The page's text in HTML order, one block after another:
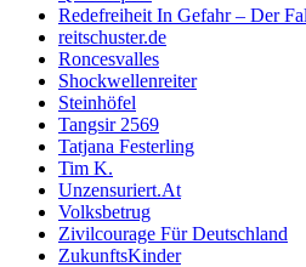
Redefreiheit In Gefahr – Der
reitschuster.de
Roncesvalles
Shockwellenreiter
Steinhöfel
Tangsir 2569
Tatjana Festerling
Tim K.
Unzensuriert.At
Volksbetrug
Zivilcourage Für Deutschland
ZukunftsKinder